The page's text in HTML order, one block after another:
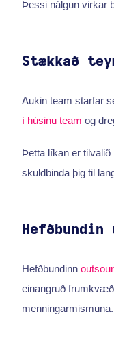
Þessi nálgun virkar
Stækkað
Aukin team starfar
í húsinu team og
Þetta líkan er
skuldbinda þig til
Hefðbundinn
einangruð
menningarmismuna.